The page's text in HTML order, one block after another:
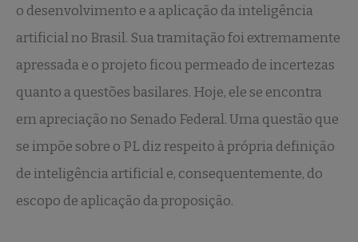
o desenvolvimento e a aplicação da inteligência
artificial no Brasil. Sua tramitação foi extremamente
apressada e o projeto ficou permeado de incertezas
quanto a questões basilares. Hoje, ele se encontra
em apreciação no Senado Federal. Uma questão que
se impõe sobre o PL diz respeito à própria definição
de inteligência artificial e, consequentemente, do
escopo de aplicação da proposição.